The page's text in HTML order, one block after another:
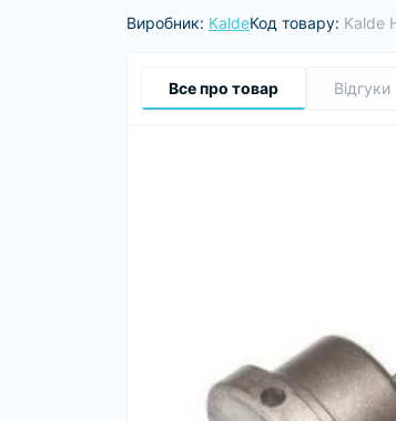
Виробник: KaldeКод товару: Kalde
Все про товар Відгуки